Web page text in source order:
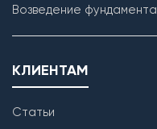
Возведение фундамента
КЛИЕНТАМ
Статьи